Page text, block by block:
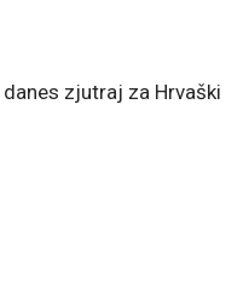
zjutraj za Hrvaški